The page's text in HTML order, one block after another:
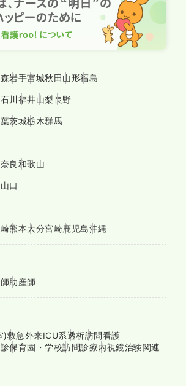
岩手宮城秋田山形福島
石川福井山梨長野
茨城栃木群馬
奈良和歌山
山口
熊本大分宮崎鹿児島沖縄
助産師
)救急外来ICU系透析訪問看護
保育園・学校訪問診療内視鏡治験関連